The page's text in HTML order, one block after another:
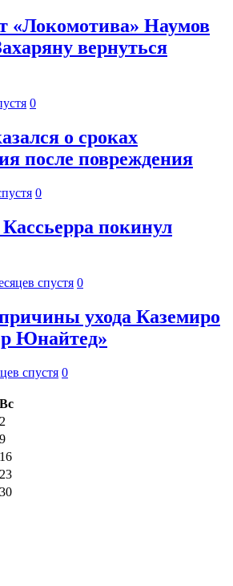
«Локомотива» Наумов
вернуться
0
о сроках
после повреждения
0
покинул
спустя 0
ухода Каземиро
Юнайтед»
спустя 0
Вс
2
9
16
23
30